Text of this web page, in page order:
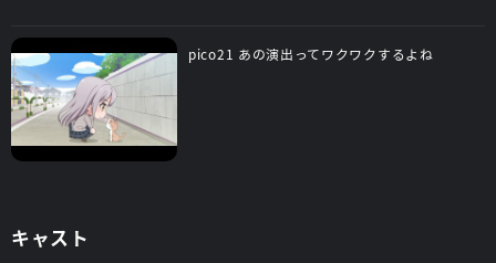
pico21 あの演出ってワクワクするよね
キャスト